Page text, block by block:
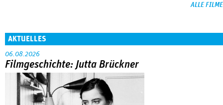
ALLE FILME
AKTUELLES
06.08.2026
Filmgeschichte: Jutta Brückner